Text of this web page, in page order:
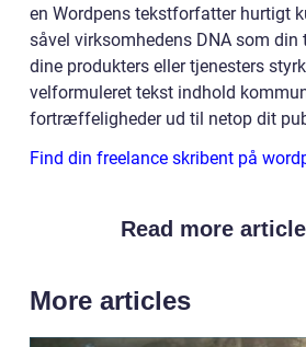
en Wordpens tekstforfatter hurtigt
såvel virksomhedens DNA som din
dine produkters eller tjenesters
velformuleret tekst indhold
fortræffeligheder ud til netop dit
Find din freelance skribent på
Read more
More articles